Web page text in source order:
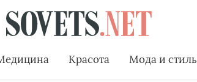
Красота Мода и стиль